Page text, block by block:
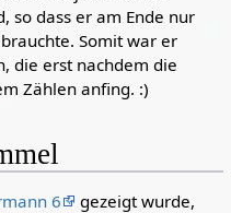
so dass er am Ende nur
Somit war er
die erst nachdem die
Zählen anfing. :)
6
gezeigt wurde,